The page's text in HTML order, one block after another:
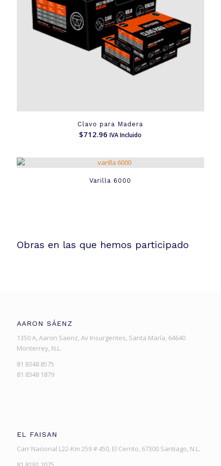
Clavo para Madera
$712.96 IVA Incluido
Varilla 6000
Obras en las que hemos participado
AARON SÁENZ
1350 A, Aaron Saenz, Av Insurgentes, Santa María, 64640
Monterrey, N.L.
81 8348 8575
81 8348 1879
EL FAISAN
Carr Nacional L22-Km 259 # 450, El Cerrito, 67300 Santiago, N.L.